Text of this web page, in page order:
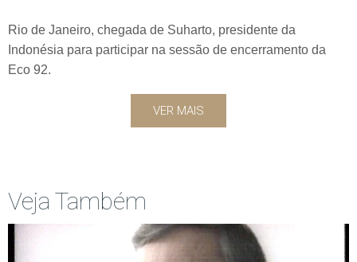
Rio de Janeiro, chegada de Suharto, presidente da
Indonésia para participar na sessão de encerramento da
Eco 92.
VER MAIS
Veja Também